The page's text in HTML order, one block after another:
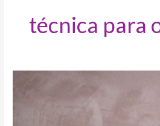
técnica para
branco: